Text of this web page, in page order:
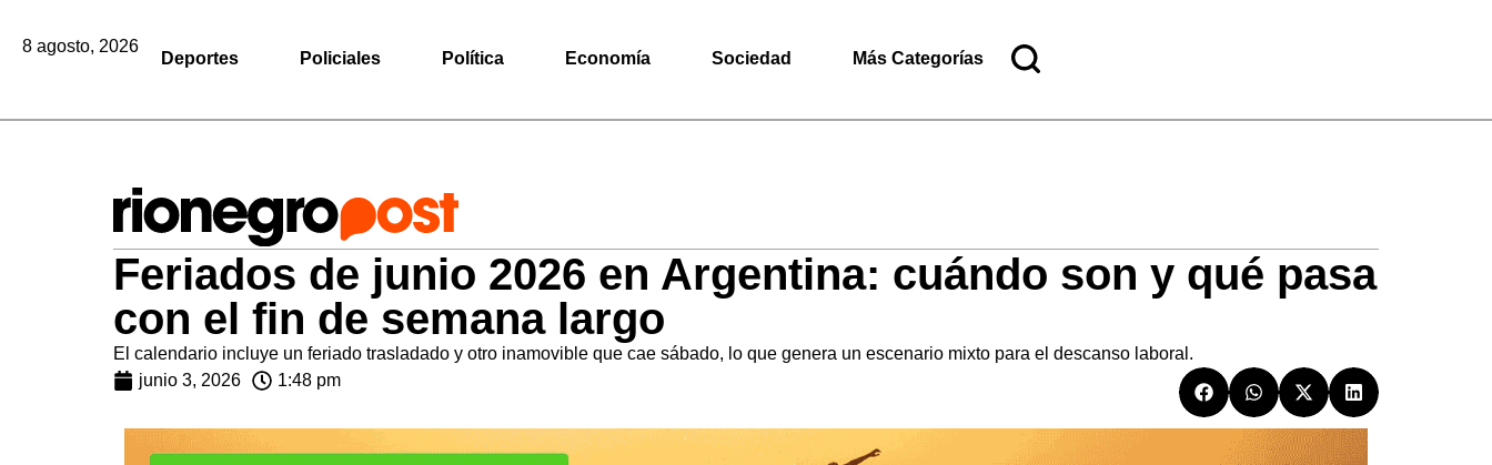
8 agosto, 2026
Deportes Policiales Política Economía Sociedad Más Categorías
Feriados de junio 2026 en Argentina: cuándo son y qué pasa
con el fin de semana largo
El calendario incluye un feriado trasladado y otro inamovible que cae sábado, lo que genera un escenario mixto para el descanso laboral.
junio 3, 2026
1:48 pm